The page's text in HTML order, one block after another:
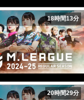
18時間13分
20時間29分